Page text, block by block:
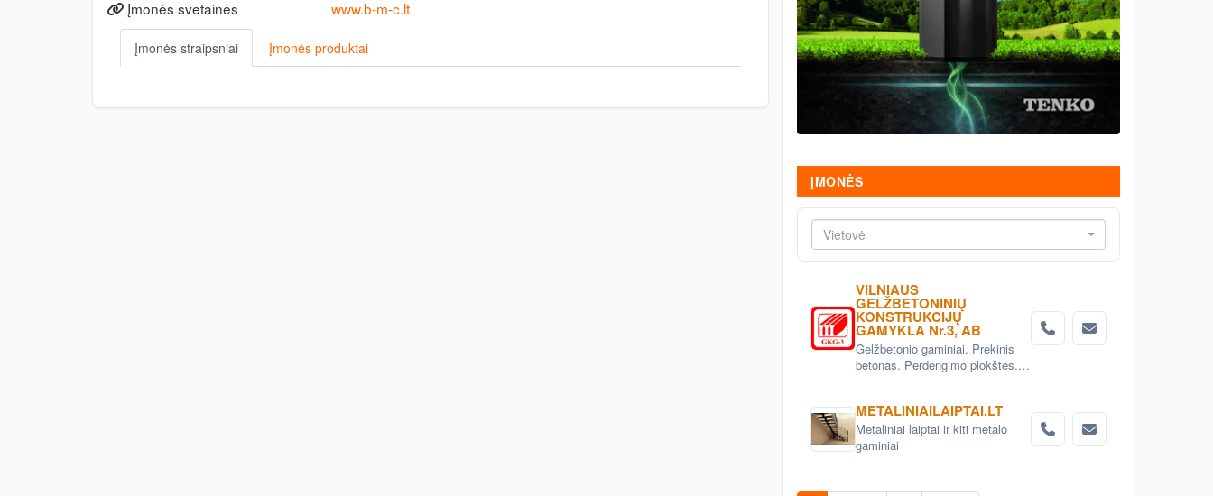
Įmonės svetainės www.b-m-c.lt
Įmonės straipsniai Įmonės produktai
ĮMONĖS
Vietovė
VILNIAUS
GELŽBETONINIŲ
KONSTRUKCIJŲ
GAMYKLA Nr.3, AB
Gelžbetonio gaminiai. Prekinis
betonas. Perdengimo plokštės.
Betoniniai šulinio žiedai. Tvoros
elementai
METALINIAILAIPTAI.LT
Metaliniai laiptai ir kiti metalo
gaminiai